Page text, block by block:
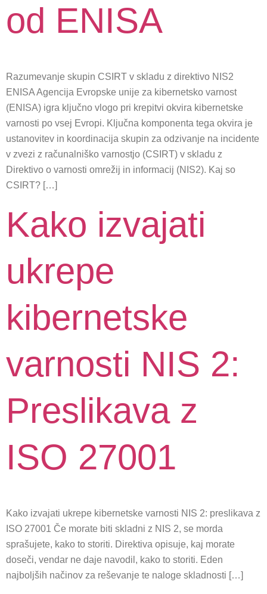
od ENISA
Razumevanje skupin CSIRT v skladu z direktivo NIS2
ENISA Agencija Evropske unije za kibernetsko varnost
(ENISA) igra ključno vlogo pri krepitvi okvira kibernetske
varnosti po vsej Evropi. Ključna komponenta tega okvira je
ustanovitev in koordinacija skupin za odzivanje na incidente
v zvezi z računalniško varnostjo (CSIRT) v skladu z
Direktivo o varnosti omrežij in informacij (NIS2). Kaj so
CSIRT? […]
Kako izvajati
ukrepe
kibernetske
varnosti NIS 2:
Preslikava z
ISO 27001
Kako izvajati ukrepe kibernetske varnosti NIS 2: preslikava z
ISO 27001 Če morate biti skladni z NIS 2, se morda
sprašujete, kako to storiti. Direktiva opisuje, kaj morate
doseči, vendar ne daje navodil, kako to storiti. Eden
najboljših načinov za reševanje te naloge skladnosti […]